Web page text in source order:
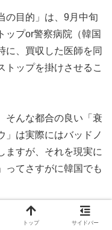
の目的」は、9月中旬
ップor警察病院（韓国
に、買収した医師を同
トップを掛けさせるこ
んな都合の良い「衰
」は実際にはバッドノ
ますが、それを現実に
ってさすがに韓国でも
ウハウや経験」を持
トップ サイドバー